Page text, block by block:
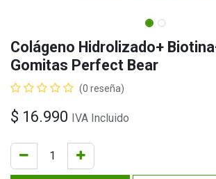
Colágeno Hidrolizado+
Gomitas Perfect Bear
(0 reseña)
$ 16.990 IVA Incluido